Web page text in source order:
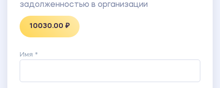
задолженностью в организации
10030.00 ₽
Имя *